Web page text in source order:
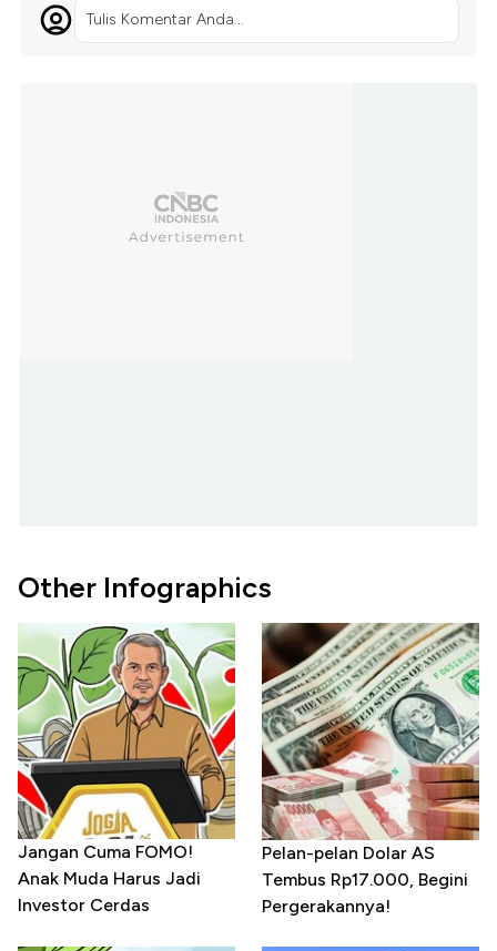
Tulis Komentar Anda...
Other Infographics
Jangan Cuma FOMO!
Anak Muda Harus Jadi
Investor Cerdas
Pelan-pelan Dolar AS
Tembus Rp17.000, Begini
Pergerakannya!